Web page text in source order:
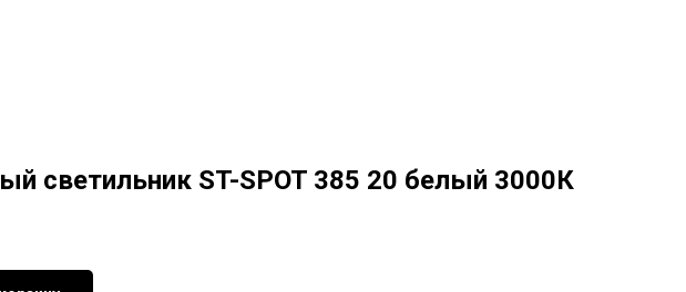
светильник ST-SPOT 385 20 белый 3000К